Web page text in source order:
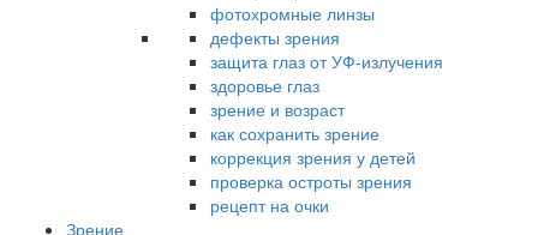
фотохромные линзы
дефекты зрения
защита глаз от УФ-излучения
здоровье глаз
зрение и возраст
как сохранить зрение
коррекция зрения у детей
проверка остроты зрения
рецепт на очки
Зрение